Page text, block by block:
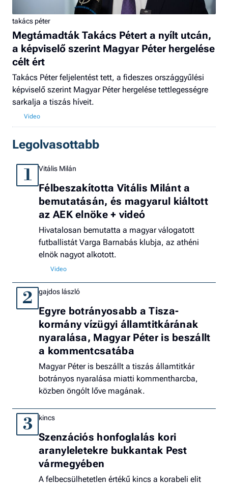
takács péter
Megtámadták Takács Pétert a nyílt utcán,
a képviselő szerint Magyar Péter hergelése
célt ért
Takács Péter feljelentést tett, a fideszes országgyűlési
képviselő szerint Magyar Péter hergelése tettlegességre
sarkalja a tiszás híveit.
Legolvasottabb
1 Vitális Milán
Félbeszakította Vitális Milánt a
bemutatásán, és magyarul kiáltott
az AEK elnöke + videó
Hivatalosan bemutatta a magyar válogatott
futballistát Varga Barnabás klubja, az athéni
elnök nagyot alkotott.
2 gajdos lászló
Egyre botrányosabb a Tisza-
kormány vízügyi államtitkárának
nyaralása, Magyar Péter is beszállt
a kommentcsatába
Magyar Péter is beszállt a tiszás államtitkár
botrányos nyaralása miatti kommentharcba,
közben öngólt lőve magának.
3 kincs
Szenzációs honfoglalás kori
aranyleletekre bukkantak Pest
vármegyében
A felbecsülhetetlen értékű kincs a korabeli elit